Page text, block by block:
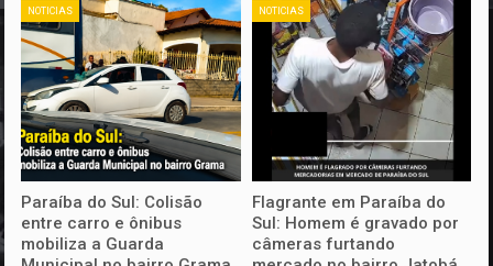
NOTICIAS
Paraíba do Sul: Colisão
entre carro e ônibus
mobiliza a Guarda
NOTICIAS
Flagrante em Paraíba do
Sul: Homem é gravado por
câmeras furtando